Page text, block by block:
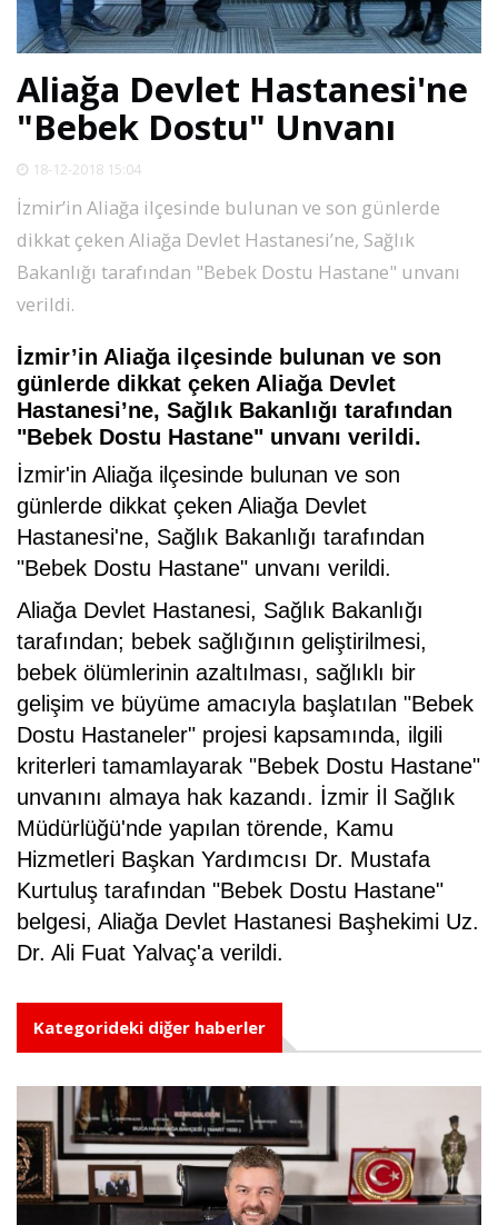
SPOR
DÜNYA
VİDEO
YAZARLAR
RESMİ
REKLAMLAR
Aliağa Devlet Hastanesi'ne
"Bebek Dostu" Unvanı
18-12-2018 15:04
İzmir’in Aliağa ilçesinde bulunan ve son günlerde
dikkat çeken Aliağa Devlet Hastanesi’ne, Sağlık
Bakanlığı tarafından "Bebek Dostu Hastane" unvanı
verildi.
İzmir’in Aliağa ilçesinde bulunan ve son
günlerde dikkat çeken Aliağa Devlet
Hastanesi’ne, Sağlık Bakanlığı tarafından
"Bebek Dostu Hastane" unvanı verildi.
İzmir'in Aliağa ilçesinde bulunan ve son
günlerde dikkat çeken Aliağa Devlet
Hastanesi'ne, Sağlık Bakanlığı tarafından
"Bebek Dostu Hastane" unvanı verildi.
Aliağa Devlet Hastanesi, Sağlık Bakanlığı
tarafından; bebek sağlığının geliştirilmesi,
bebek ölümlerinin azaltılması, sağlıklı bir
gelişim ve büyüme amacıyla başlatılan "Bebek
Dostu Hastaneler" projesi kapsamında, ilgili
kriterleri tamamlayarak "Bebek Dostu Hastane"
unvanını almaya hak kazandı. İzmir İl Sağlık
Müdürlüğü'nde yapılan törende, Kamu
Hizmetleri Başkan Yardımcısı Dr. Mustafa
Kurtuluş tarafından "Bebek Dostu Hastane"
belgesi, Aliağa Devlet Hastanesi Başhekimi Uz.
Dr. Ali Fuat Yalvaç'a verildi.
Kategorideki diğer haberler